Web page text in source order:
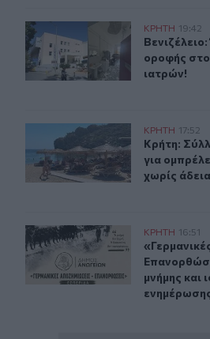
Βενιζέλειο: Έπεσε τμήμα της
ΚΡΗΤΗ 19:42
οροφής
ιατρών!
Κρήτη: Σύλληψη ΚΡΗΤΗ 17:52
Κρήτη:
Κρήτη:
για
χωρίς
«Γερμανικές Αποζημιώσεις –
ΚΡΗΤΗ 16:51
μνήμης και